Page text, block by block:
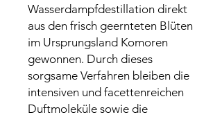
Wasserdampfdestillation direkt
aus den frisch geernteten Blüten
im Ursprungsland Komoren
gewonnen. Durch dieses
sorgsame Verfahren bleiben die
intensiven und facettenreichen
Duftmoleküle sowie die